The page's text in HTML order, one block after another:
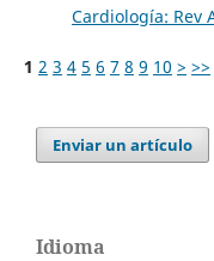
Cardiología: Rev
1 2 3 4 5 6 7 8 9 10 > >>
Enviar un artículo
Idioma